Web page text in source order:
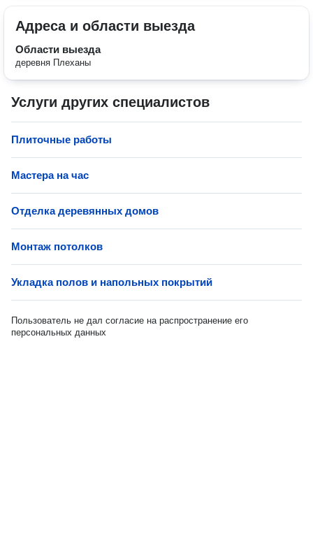
Адреса и области выезда
Области выезда
деревня Плеханы
Услуги других специалистов
Плиточные работы
Мастера на час
Отделка деревянных домов
Монтаж потолков
Укладка полов и напольных покрытий
Пользователь не дал согласие на распространение его
персональных данных